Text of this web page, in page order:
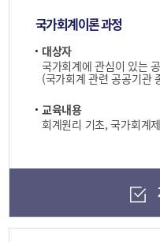
국가회계이론 과정
대상자
국가회계에 관심이 있는
(국가회계 관련 공공기관
교육내용
회계원리 기초, 국가회계